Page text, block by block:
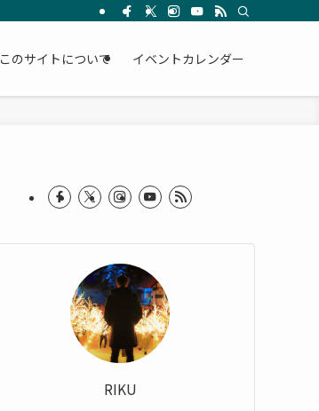
このサイトについて イベントカレンダー
RIKU